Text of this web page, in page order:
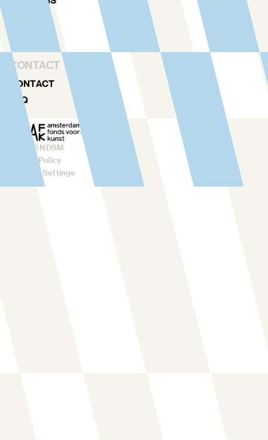
CONTACT
CONTACT
FAQ
2026NDSM
Privacy Policy
Cookies Settings